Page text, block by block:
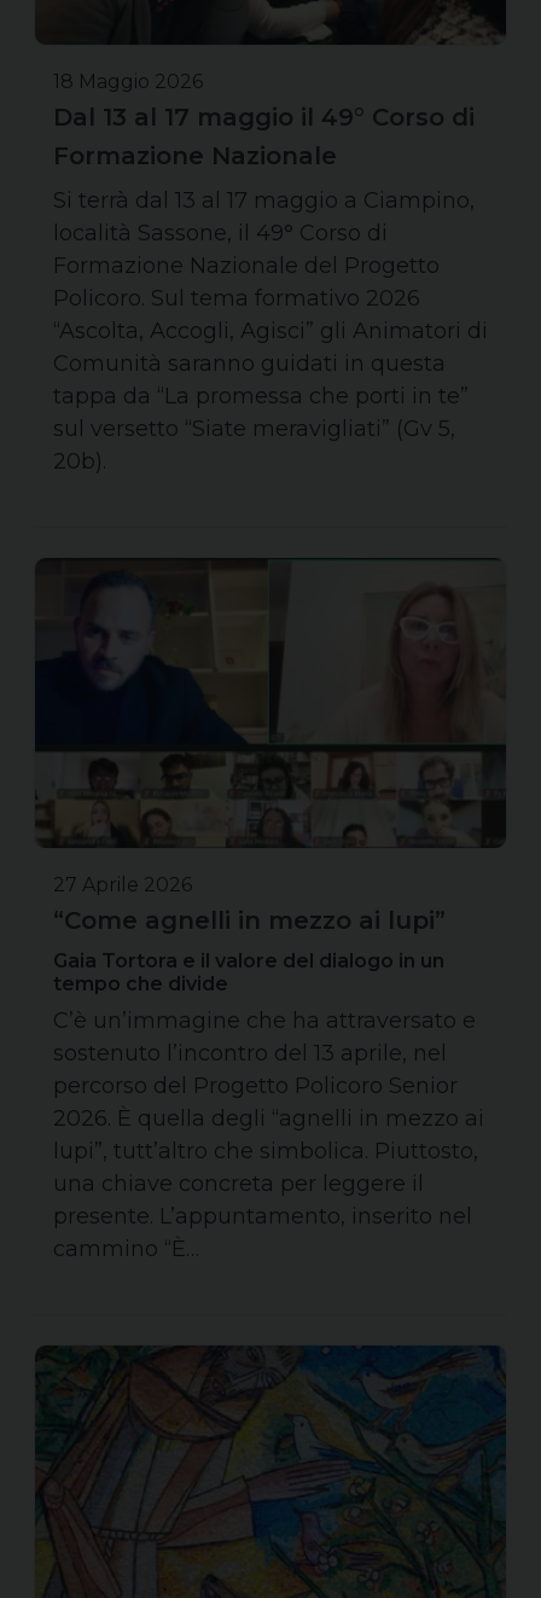
18 Maggio 2026
Dal 13 al 17 maggio il 49° Corso di
Formazione Nazionale
Si terrà dal 13 al 17 maggio a Ciampino,
località Sassone, il 49° Corso di
Formazione Nazionale del Progetto
Policoro. Sul tema formativo 2026
“Ascolta, Accogli, Agisci” gli Animatori di
Comunità saranno guidati in questa
tappa da “La promessa che porti in te”
sul versetto “Siate meravigliati” (Gv 5,
20b).
27 Aprile 2026
“Come agnelli in mezzo ai lupi”
Gaia Tortora e il valore del dialogo in un
tempo che divide
C’è un’immagine che ha attraversato e
sostenuto l’incontro del 13 aprile, nel
percorso del Progetto Policoro Senior
2026. È quella degli “agnelli in mezzo ai
lupi”, tutt’altro che simbolica. Piuttosto,
una chiave concreta per leggere il
presente. L’appuntamento, inserito nel
cammino “È…